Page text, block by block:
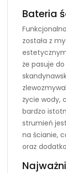
Bateria
została z
że pasuje
życie wody,
bardzo
strumień
na ścianie,
oraz